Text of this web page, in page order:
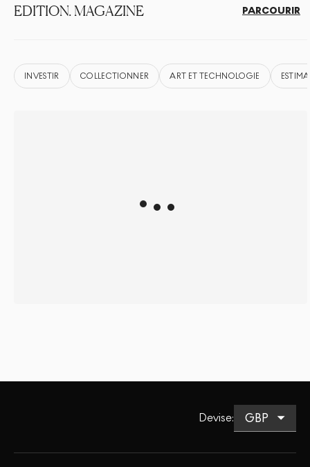
EDITION. MAGAZINE PARCOURIR
INVESTIR COLLECTIONNER ART ET TECHNOLOGIE
Devise: